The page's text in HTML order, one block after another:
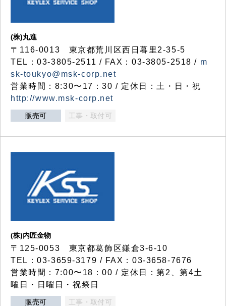
(株)丸進
〒116-0013 東京都荒川区西日暮里2-35-5
TEL：03-3805-2511 / FAX：03-3805-2518 / m
sk-toukyo@msk-corp.net
営業時間：8:30〜17：30 / 定休日：土・日・祝
http://www.msk-corp.net
販売可 工事・取付可
(株)内匠金物
〒125-0053 東京都葛飾区鎌倉3-6-10
TEL：03-3659-3179 / FAX：03-3658-7676
営業時間：7:00〜18：00 / 定休日：第2、第4土
曜日・日曜日・祝祭日
販売可 工事・取付可